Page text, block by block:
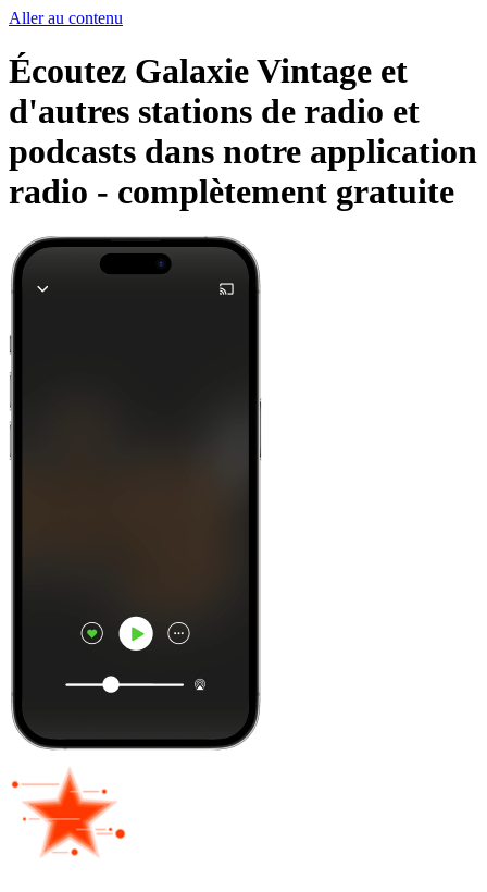
Aller au contenu
Écoutez Galaxie Vintage et
d'autres stations de radio et
podcasts dans notre application
radio - complètement gratuite